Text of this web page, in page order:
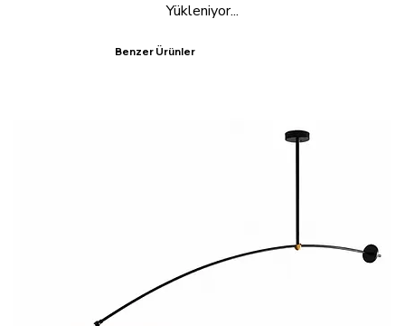
Yükleniyor...
Benzer Ürünler